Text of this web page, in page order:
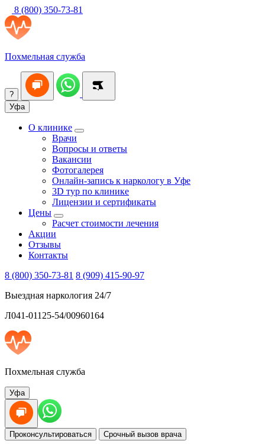
8 (800) 350-73-81
Похмельная служба
?
Уфа
О клинике
Врачи
Вопросы и ответы
Вакансии
Фотогалерея
Онлайн-запись к наркологу в Уфе
3D тур по клинике
Лицензии и сертификаты
Цены
Расчет стоимости лечения
Акции
Отзывы
Контакты
8 (800) 350-73-81 8 (909) 415-90-97
Выездная наркология 24/7
Л041-01125-54/00960164
Похмельная служба
Уфа
Проконсультироваться Срочный вызов врача